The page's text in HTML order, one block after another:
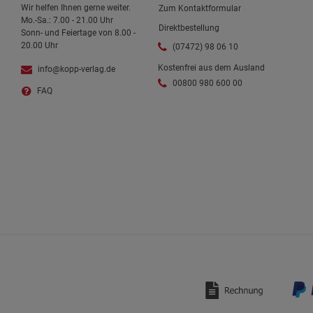
Wir helfen Ihnen gerne weiter.
Mo.-Sa.: 7.00 - 21.00 Uhr
Sonn- und Feiertage von 8.00 -
20.00 Uhr
info@kopp-verlag.de
FAQ
Zum Kontaktformular
Direktbestellung
(07472) 98 06 10
Kostenfrei aus dem Ausland
00800 980 600 00